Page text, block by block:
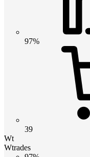
97%
39
Wt
Wtrades